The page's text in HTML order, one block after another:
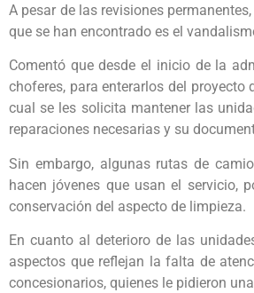
A pesar de las revisiones
que se han encontrado es el
Comentó que desde el inicio de la
choferes, para enterarlos del
cual se les solicita mantener las
reparaciones necesarias y su
Sin embargo, algunas rutas de
hacen jóvenes que usan el servicio,
conservación del aspecto de limpieza.
En cuanto al deterioro de las
aspectos que reflejan la falta de
concesionarios, quienes le pidieron